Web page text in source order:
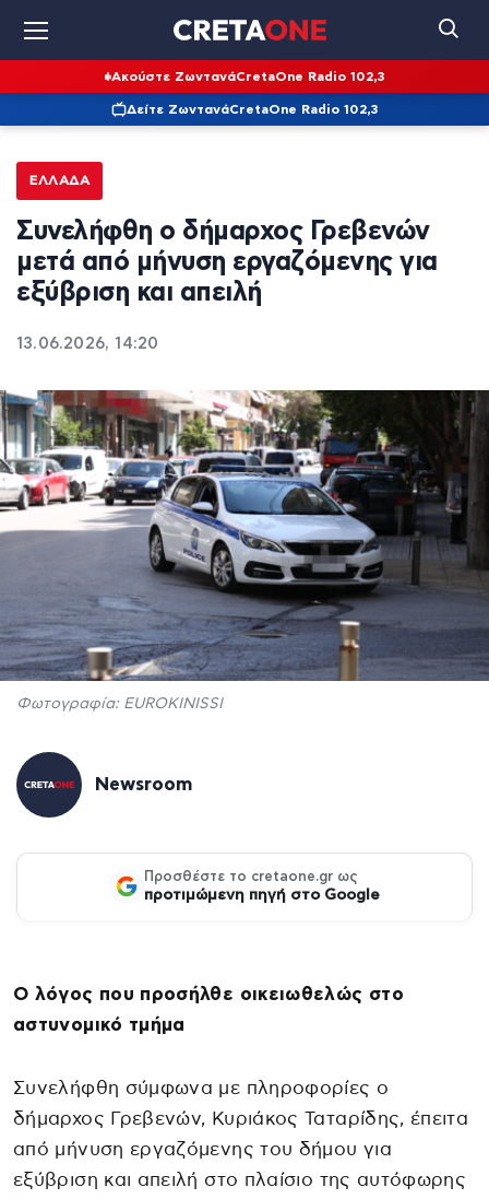
Ακούστε ΖωντανάCretaOne Radio 102,3
Δείτε ΖωντανάCretaOne Radio 102,3
ΕΛΛΆΔΑ
Συνελήφθη ο δήμαρχος Γρεβενών
μετά από μήνυση εργαζόμενης για
εξύβριση και απειλή
13.06.2026, 14:20
Φωτογραφία: EUROKINISSI
Newsroom
Προσθέστε το cretaone.gr ως
προτιμώμενη πηγή στο Google
Ο λόγος που προσήλθε οικειωθελώς στο
αστυνομικό τμήμα
Συνελήφθη σύμφωνα με πληροφορίες ο
δήμαρχος Γρεβενών, Κυριάκος Ταταρίδης, έπειτα
από μήνυση εργαζόμενης του δήμου για
εξύβριση και απειλή στο πλαίσιο της αυτόφωρης